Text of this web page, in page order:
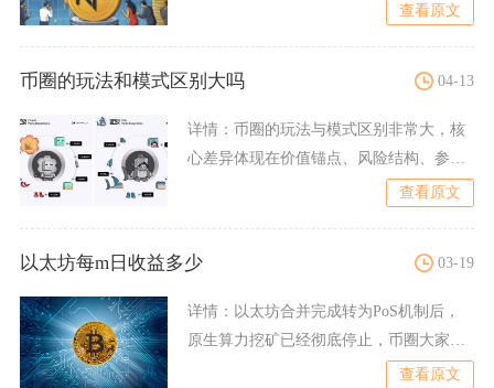
查看原文
币圈的玩法和模式区别大吗 04-13
详情： 币圈的玩法与模式区别非常大，核
心差异体现在价值锚点、风险结构、参与
查看原文
以太坊每m日收益多少 03-19
详情： 以太坊合并完成转为PoS机制后，
原生算力挖矿已经彻底停止，币圈大家常
查看原文